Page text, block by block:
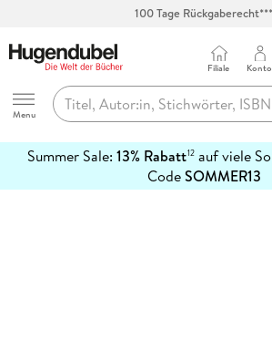
100 Tage Rückgaberecht***
Hugendubel
Menu
Filiale Konto
Summer Sale: 13% Rabatt12auf viele
CodeSOMMER13
erfahren